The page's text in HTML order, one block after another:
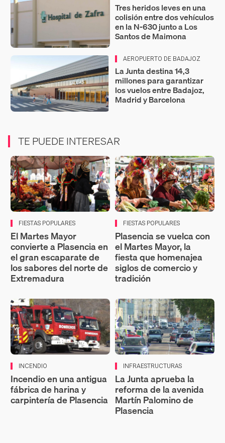
Tres heridos leves en una
colisión entre dos vehículos
en la N-630 junto a Los
Santos de Maimona
AEROPUERTO DE BADAJOZ
La Junta destina 14,3
millones para garantizar
los vuelos entre Badajoz,
Madrid y Barcelona
TE PUEDE INTERESAR
FIESTAS POPULARES
El Martes Mayor
convierte a Plasencia en
el gran escaparate de
los sabores del norte de
Extremadura
FIESTAS POPULARES
Plasencia se vuelca con
el Martes Mayor, la
fiesta que homenajea
siglos de comercio y
tradición
INCENDIO
Incendio en una antigua
fábrica de harina y
carpintería de Plasencia
INFRAESTRUCTURAS
La Junta aprueba la
reforma de la avenida
Martín Palomino de
Plasencia